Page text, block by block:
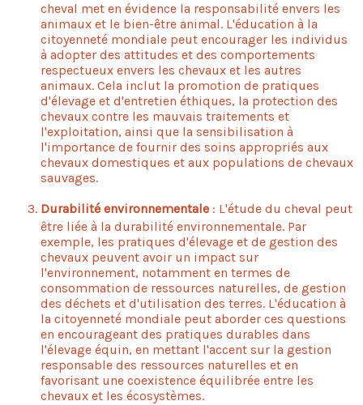
cheval met en évidence la responsabilité envers les
animaux et le bien-être animal. L'éducation à la
citoyenneté mondiale peut encourager les individus
à adopter des attitudes et des comportements
respectueux envers les chevaux et les autres
animaux. Cela inclut la promotion de pratiques
d'élevage et d'entretien éthiques, la protection des
chevaux contre les mauvais traitements et
l'exploitation, ainsi que la sensibilisation à
l'importance de fournir des soins appropriés aux
chevaux domestiques et aux populations de chevaux
sauvages.
Durabilité environnementale : L'étude du cheval peut
être liée à la durabilité environnementale. Par
exemple, les pratiques d'élevage et de gestion des
chevaux peuvent avoir un impact sur
l'environnement, notamment en termes de
consommation de ressources naturelles, de gestion
des déchets et d'utilisation des terres. L'éducation à
la citoyenneté mondiale peut aborder ces questions
en encourageant des pratiques durables dans
l'élevage équin, en mettant l'accent sur la gestion
responsable des ressources naturelles et en
favorisant une coexistence équilibrée entre les
chevaux et les écosystèmes.